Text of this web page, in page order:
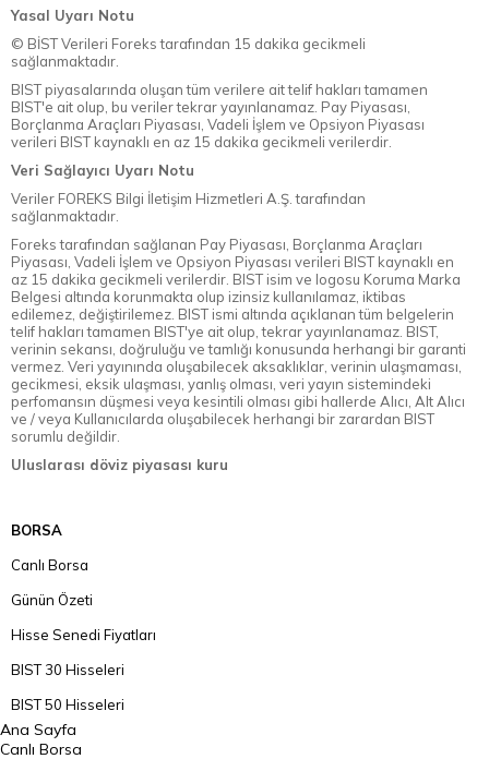
Yasal Uyarı Notu
© BİST Verileri Foreks tarafından 15 dakika gecikmeli
sağlanmaktadır.
BIST piyasalarında oluşan tüm verilere ait telif hakları tamamen
BIST'e ait olup, bu veriler tekrar yayınlanamaz. Pay Piyasası,
Borçlanma Araçları Piyasası, Vadeli İşlem ve Opsiyon Piyasası
verileri BIST kaynaklı en az 15 dakika gecikmeli verilerdir.
Veri Sağlayıcı Uyarı Notu
Veriler FOREKS Bilgi İletişim Hizmetleri A.Ş. tarafından
sağlanmaktadır.
Foreks tarafından sağlanan Pay Piyasası, Borçlanma Araçları
Piyasası, Vadeli İşlem ve Opsiyon Piyasası verileri BIST kaynaklı en
az 15 dakika gecikmeli verilerdir. BIST isim ve logosu Koruma Marka
Belgesi altında korunmakta olup izinsiz kullanılamaz, iktibas
edilemez, değiştirilemez. BIST ismi altında açıklanan tüm belgelerin
telif hakları tamamen BIST'ye ait olup, tekrar yayınlanamaz. BIST,
verinin sekansı, doğruluğu ve tamlığı konusunda herhangi bir garanti
vermez. Veri yayınında oluşabilecek aksaklıklar, verinin ulaşmaması,
gecikmesi, eksik ulaşması, yanlış olması, veri yayın sistemindeki
perfomansın düşmesi veya kesintili olması gibi hallerde Alıcı, Alt Alıcı
ve / veya Kullanıcılarda oluşabilecek herhangi bir zarardan BIST
sorumlu değildir.
Uluslarası döviz piyasası kuru
BORSA
Canlı Borsa
Günün Özeti
Hisse Senedi Fiyatları
BIST 30 Hisseleri
BIST 50 Hisseleri
BIST 100 Hisseleri
Ana Sayfa
Canlı Borsa